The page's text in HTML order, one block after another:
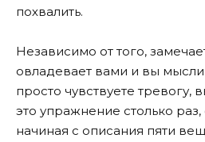
похвалить.
Независимо от того,
овладевает вами и вы
просто чувствуете тревогу,
это упражнение столько
начиная с описания пяти